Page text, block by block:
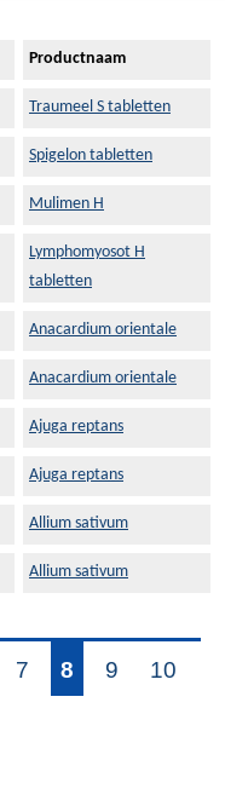
Productnaam
Traumeel S tabletten
Spigelon tabletten
Mulimen H
Lymphomyosot H
tabletten
Anacardium orientale
Anacardium orientale
Ajuga reptans
Ajuga reptans
Allium sativum
Allium sativum
7 8 9 10